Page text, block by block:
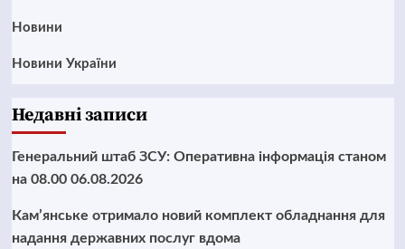
Новини
Новини України
Недавні записи
Генеральний штаб ЗСУ: Оперативна інформація станом
на 08.00 06.08.2026
Кам’янське отримало новий комплект обладнання для
надання державних послуг вдома